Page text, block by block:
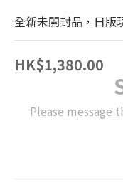
全新未開封品，日版
HK$1,380.00
Please message